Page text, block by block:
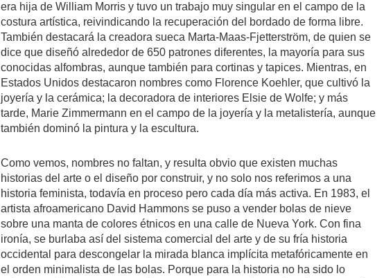
era hija de William Morris y tuvo un trabajo muy singular en el campo de la
costura artística, reivindicando la recuperación del bordado de forma libre.
También destacará la creadora sueca Marta-Maas-Fjetterström, de quien se
dice que diseñó alrededor de 650 patrones diferentes, la mayoría para sus
conocidas alfombras, aunque también para cortinas y tapices. Mientras, en
Estados Unidos destacaron nombres como Florence Koehler, que cultivó la
joyería y la cerámica; la decoradora de interiores Elsie de Wolfe; y más
tarde, Marie Zimmermann en el campo de la joyería y la metalistería, aunque
también dominó la pintura y la escultura.
Como vemos, nombres no faltan, y resulta obvio que existen muchas
historias del arte o el diseño por construir, y no solo nos referimos a una
historia feminista, todavía en proceso pero cada día más activa. En 1983, el
artista afroamericano David Hammons se puso a vender bolas de nieve
sobre una manta de colores étnicos en una calle de Nueva York. Con fina
ironía, se burlaba así del sistema comercial del arte y de su fría historia
occidental para descongelar la mirada blanca implícita metafóricamente en
el orden minimalista de las bolas. Porque para la historia no ha sido lo